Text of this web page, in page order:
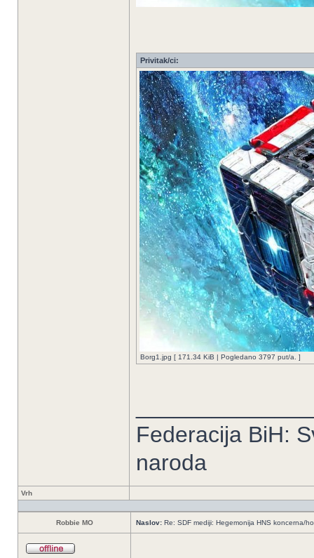
Privitak/ci:
Borg1.jpg [ 171.34 KiB | Pogledano 3797 put/a. ]
Federacija BiH:
naroda
Vrh
Robbie MO Naslov: Re: SDF mediji: Hegemonija HNS koncerna/